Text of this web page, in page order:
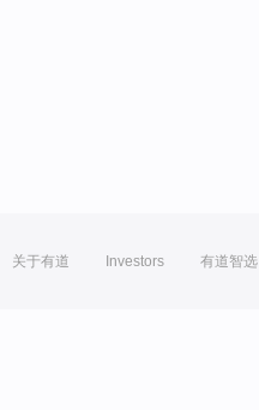
关于有道 Investors 有道智选